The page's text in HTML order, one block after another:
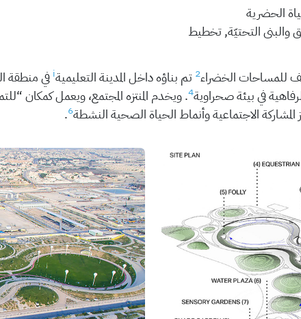
الحضرية
والبنى التحتيّة, تخطيط
للمساحات الخضراء2 تم بناؤه داخل المدينة التعليميةi في منطقة
في بيئة صحراوية4. ويخدم المنتزه المجتمع، ويعمل كمكان
الاجتماعية وأنماط الحياة الصحية النشطة6
.